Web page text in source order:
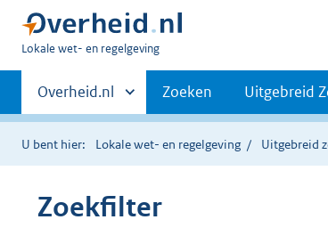
U
hier:
Lokale wet- en regelgeving
Primaire
navigatie
Andere
sites
binnen
Overheid.nl Zoeken Uitgebreid
U bent hier: Lokale wet- en regelgeving Uitgebreid
Zoekfilter